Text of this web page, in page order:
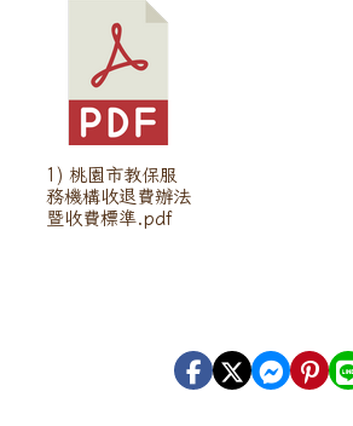
1) 桃園市教保服
務機構收退費辦法
暨收費標準.pdf